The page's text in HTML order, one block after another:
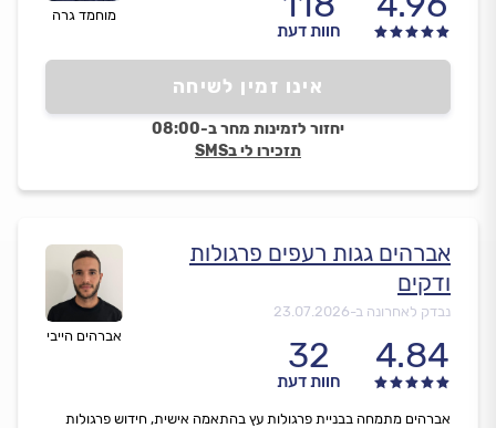
מוחמד גרה
חוות דעת
אינו זמין לשיחה
יחזור לזמינות מחר ב-08:00
תזכירו לי בSMS
אברהים הייבי
אברהים גגות רעפים פרגולות
ודקים
נבדק לאחרונה ב-23.07.2026
4.84
32
חוות דעת
אברהים מתמחה בבניית פרגולות עץ בהתאמה אישית, חידוש פרגולות